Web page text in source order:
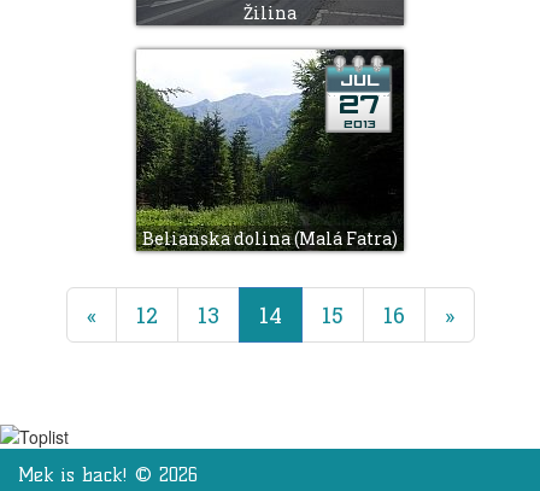
Žilina
Belianska dolina (Malá Fatra)
« 12 13 14(terajšie)
15 16 »
Mek is back! © 2026